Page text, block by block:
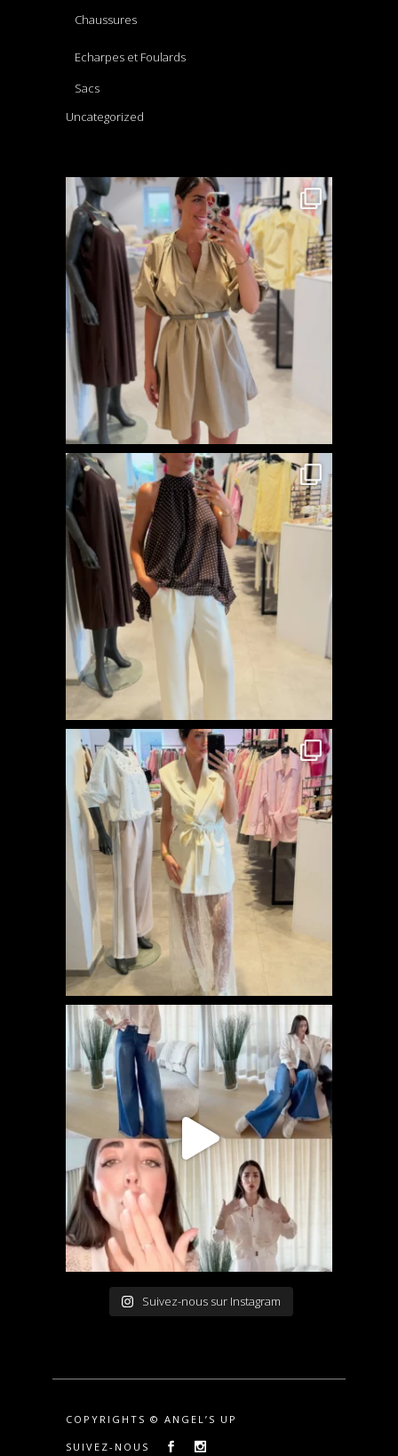
Chaussures
Echarpes et Foulards
Sacs
Uncategorized
Suivez-nous sur Instagram
COPYRIGHTS © ANGEL’S UP
SUIVEZ-NOUS